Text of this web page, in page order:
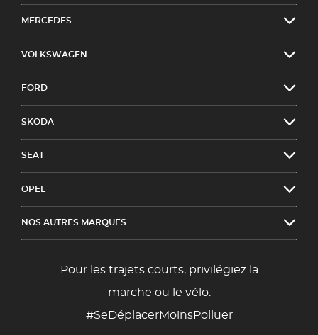
MERCEDES
VOLKSWAGEN
FORD
SKODA
SEAT
OPEL
NOS AUTRES MARQUES
Pour les trajets courts, privilégiez la
marche ou le vélo.
#SeDéplacerMoinsPolluer